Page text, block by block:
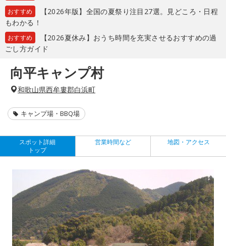
おすすめ
【2026年版】全国の夏祭り注目27選。見どころ・日程
もわかる！
おすすめ
【2026夏休み】おうち時間を充実させるおすすめの過
ごし方ガイド
向平キャンプ村
和歌山県西牟婁郡白浜町
キャンプ場・BBQ場
スポット詳細
トップ
営業時間など 地図・アクセス